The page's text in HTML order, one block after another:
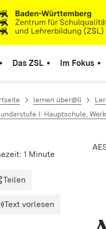
springen
zur Startseite
Das ZSL Im Fokus
lernen über@ll
I: Hauptschule,
1 Minute
Teilen
Text vorlesen